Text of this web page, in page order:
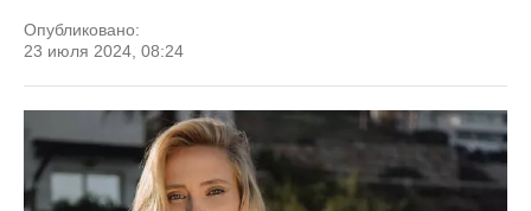
Опубликовано:
23 июля 2024, 08:24